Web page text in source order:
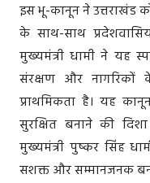
इस भू-कानून ने उत्तराखंड
के साथ-साथ
मुख्यमंत्री धामी ने यह
संरक्षण और नागरिकों
प्राथमिकता है। यह
सुरक्षित बनाने की
मुख्यमंत्री पुष्कर सिंह
सशक्त और सम्मानजनक